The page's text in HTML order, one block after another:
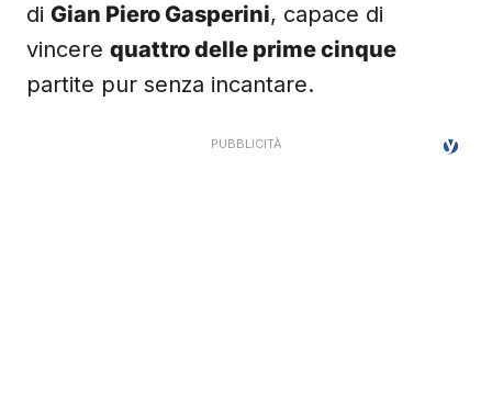
di Gian Piero Gasperini, capace di
vincere quattro delle prime cinque
partite pur senza incantare.